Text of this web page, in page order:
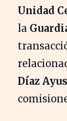
Unidad
la
Díaz